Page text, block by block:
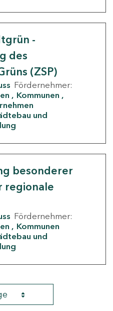
-
des
(ZSP)
Fördernehmer:
Kommunen
und
besonderer
regionale
Fördernehmer:
Kommunen
und